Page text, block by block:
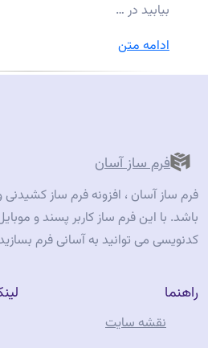
بیابید در …
ادامه متن“روش
مدیریت
شده(پاسخ
در
افزونه
فرم
در
فرم ساز آسان
فرم ساز آسان ، افزونه فرم ساز
باشد. با این فرم ساز کاربر پسند و
کدنویسی می توانید به آسانی فرم بسازید
راهنما
نقشه سایت